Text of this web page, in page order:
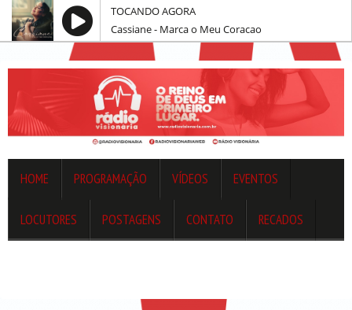
TOCANDO AGORA
Cassiane - Marca o Meu Coracao
HOME PROGRAMAÇÃO VÍDEOS EVENTOS
LOCUTORES POSTAGENS CONTATO RECADOS